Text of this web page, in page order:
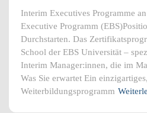
Interim Executives Programme
Executive Programm
Durchstarten. Das
School der EBS Universität –
Interim Manager:innen, die im
Was Sie erwartet Ein
Weiterbildungsprogramm